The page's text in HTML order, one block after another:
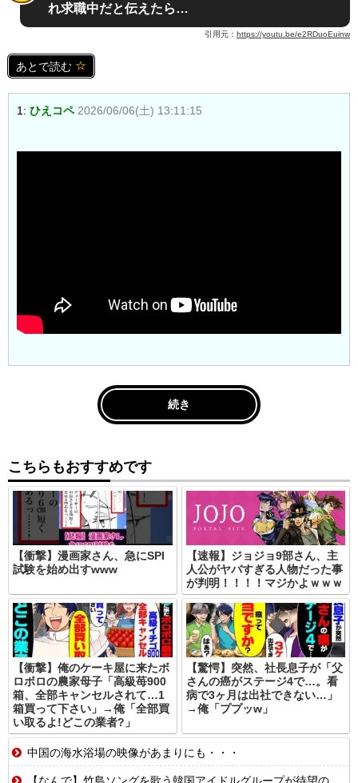
れ求職中だと伝えたら…
引用元： https://youtu.be/e2RDuoEuinw
あとで読む
1: ひえコペ 2026/06/06(土) 13:11:15
続き
こちらもおすすめです
【衝撃】漫画家さん、急にSPI
試験を始め出すwww
【速報】ジョジョ9部さん、主
人公がヤバすぎる人物だった事
が判明！！！！マジかよｗｗｗ
【衝撃】俺のケーキ屋に来たボ
ロボロの農家母子「高級苺900
箱、全部キャンセルされて…1
箱買って下さい」→俺「全部買
い取るよ!どこの業者?」
【驚愕】突然、社長息子が「父
さんの癌がステージ4で…。看
病で3ヶ月は出社できない…」
→俺「ププッw」
中国の海水浴場の映像があまりにも・・・
【なんで】竹島ソングを歌う韓国アイドルグループが待望の日本デビュー